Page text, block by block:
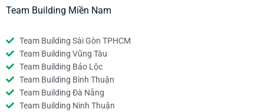
Team Building Miền Nam
Team Building Sài Gòn TPHCM
Team Building Vũng Tàu
Team Building Bảo Lộc
Team Building Bình Thuận
Team Building Đà Nẵng
Team Building Ninh Thuận